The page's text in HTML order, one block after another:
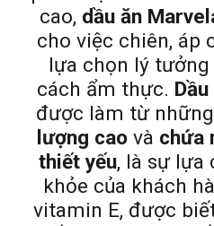
cao, dầu ăn
cho việc chiên, áp
lựa chọn lý
cách ẩm thực.
được làm từ những
lượng caovà chứa
thiết yếu, là sự lựa
khỏe của khách
vitamin E, được